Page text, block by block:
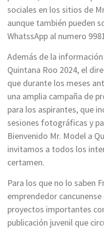
sociales en los sitios de
aunque también pueden
WhatssApp al numero
Además de la
Quintana Roo 2024, el
que durante los meses
una amplia campaña de
para los aspirantes, que
sesiones fotográficas y
Bienvenido Mr. Model a
invitamos a todos los
certamen.
Para los que no lo saben
emprendedor
proyectos importantes
publicación juvenil que